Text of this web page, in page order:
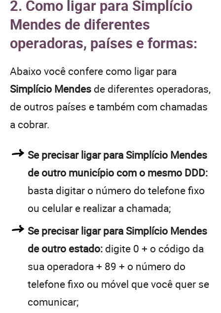
2. Como ligar para Simplício
Mendes de diferentes
operadoras, países e formas:
Abaixo você confere como ligar para
Simplício Mendes de diferentes operadoras,
de outros países e também com chamadas
a cobrar.
Se precisar ligar para Simplício Mendes
de outro município com o mesmo DDD:
basta digitar o número do telefone fixo
ou celular e realizar a chamada;
Se precisar ligar para Simplício Mendes
de outro estado: digite 0 + o código da
sua operadora + 89 + o número do
telefone fixo ou móvel que você quer se
comunicar;